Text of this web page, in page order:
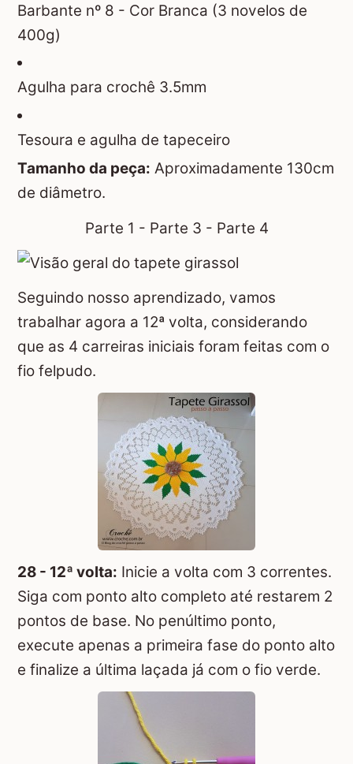
Barbante nº 8 - Cor Branca (3 novelos de
400g)
Agulha para crochê 3.5mm
Tesoura e agulha de tapeceiro
Tamanho da peça: Aproximadamente 130cm
de diâmetro.
Parte 1 - Parte 3 - Parte 4
Seguindo nosso aprendizado, vamos
trabalhar agora a 12ª volta, considerando
que as 4 carreiras iniciais foram feitas com o
fio felpudo.
28 - 12ª volta: Inicie a volta com 3 correntes.
Siga com ponto alto completo até restarem 2
pontos de base. No penúltimo ponto,
execute apenas a primeira fase do ponto alto
e finalize a última laçada já com o fio verde.